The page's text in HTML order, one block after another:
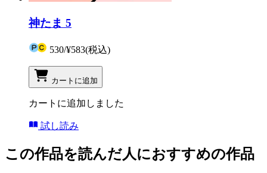
神たま 5
530/¥583(税込)
カートに追加
カートに追加しました
試し読み
この作品を読んだ人におすすめの作品